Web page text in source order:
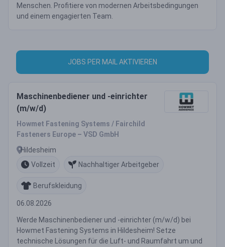
Menschen. Profitiere von modernen Arbeitsbedingungen
und einem engagierten Team.
JOBS PER MAIL AKTIVIEREN
Maschinenbediener und -einrichter
(m/w/d)
Howmet Fastening Systems / Fairchild
Fasteners Europe – VSD GmbH
Hildesheim
Vollzeit
Nachhaltiger Arbeitgeber
Berufskleidung
06.08.2026
Werde Maschinenbediener und -einrichter (m/w/d) bei
Howmet Fastening Systems in Hildesheim! Setze
technische Lösungen für die Luft- und Raumfahrt um und